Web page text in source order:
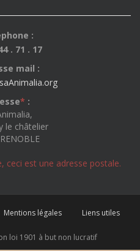
:
. 71 . 17
mail :
* :
le châtelier
ceci est une adresse postale.
Mentions légales Liens utiles
loi 1901 à but non lucratif